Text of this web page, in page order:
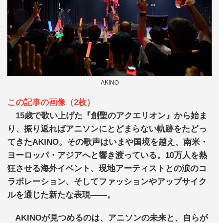
AKINO
この記事の画像（2枚）
15歳で歌い上げた『創聖のアクエリオン』から始ま
り、振り返ればアニソンにとどまらない軌跡をたどっ
てきたAKINO。その歌声はいまや国境を越え、南米・
ヨーロッパ・アジアへと響き渡っている。10万人を熱
狂させる海外イベント、現地アーティストとの涙のコ
ラボレーション、そしてファッションやアップサイク
ルを通じた新たな表現――。
AKINOが見つめるのは、アニソンの未来と、自らが